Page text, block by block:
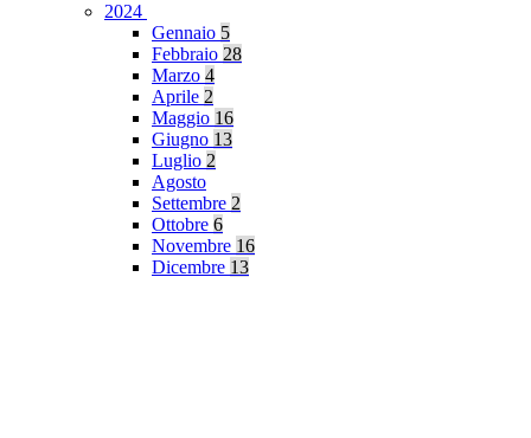
2024
Gennaio 5
Febbraio 28
Marzo 4
Aprile 2
Maggio 16
Giugno 13
Luglio 2
Agosto
Settembre 2
Ottobre 6
Novembre 16
Dicembre 13